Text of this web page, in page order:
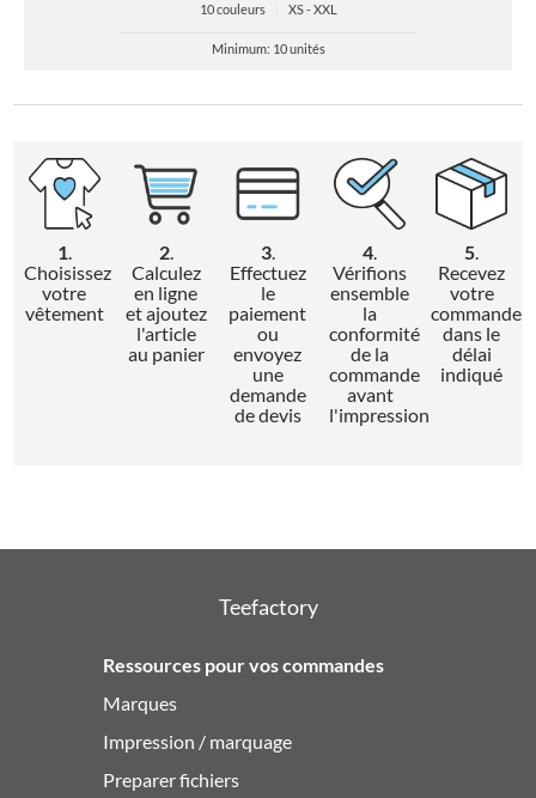
10 couleurs XS - XXL
Minimum: 10 unités
1.
Choisissez
votre
vêtement
2.
Calculez
en ligne
et ajoutez
l'article
au panier
3.
Effectuez
le
paiement
ou
envoyez
une
demande
de devis
4.
Vérifions
ensemble
la
conformité
de la
commande
avant
l'impression
5.
Recevez
votre
commande
dans le
délai
indiqué
Teefactory
Ressources pour vos commandes
Marques
Impression / marquage
Preparer fichiers